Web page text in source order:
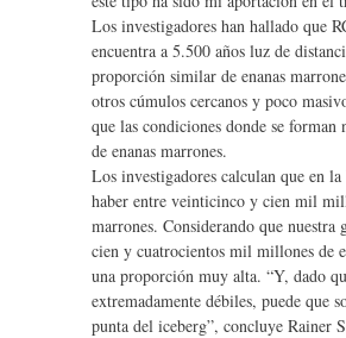
Los investigadores han hallado que
encuentra a 5.500 años luz de
proporción similar de enanas
otros cúmulos cercanos y poco
que las condiciones donde se forman
de enanas marrones.
Los investigadores calculan que en
haber entre veinticinco y cien mil
marrones. Considerando que nuestra
cien y cuatrocientos mil millones de
una proporción muy alta. “Y, dado
extremadamente débiles, puede que
punta del iceberg”, concluye Rainer